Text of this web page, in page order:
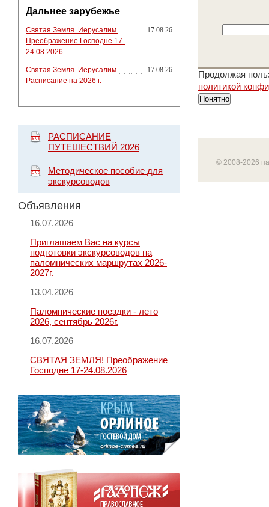
Дальнее зарубежье
Святая Земля. Иерусалим.
Преображение Господне 17-
24.08.2026
17.08.26
Святая Земля. Иерусалим.
Расписание на 2026 г.
17.08.26
РАСПИСАНИЕ
ПУТЕШЕСТВИЙ 2026
Методическое пособие для
экскурсоводов
Объявления
16.07.2026
Приглашаем Вас на курсы
подготовки экскурсоводов на
паломнических маршрутах 2026-
2027г.
13.04.2026
Паломнические поездки - лето
2026, сентябрь 2026г.
16.07.2026
СВЯТАЯ ЗЕМЛЯ! Преображение
Господне 17-24.08.2026
Продолжая
политикой
Понятно
© 2008-2026